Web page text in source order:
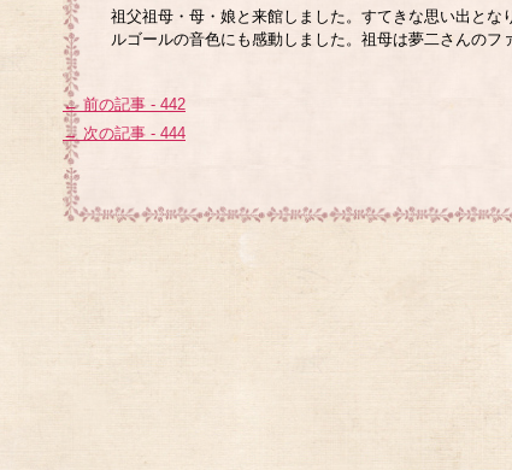
祖父祖母・母・娘と来館しました。すてきな思い出とな
ルゴールの音色にも感動しました。祖母は夢二さんのフ
← 前の記事 - 442
→ 次の記事 - 444